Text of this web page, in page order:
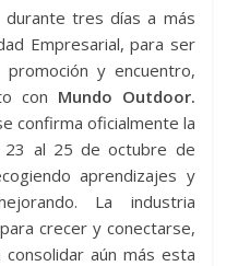
durante tres días a más
Empresarial, para ser
y encuentro,
con Mundo Outdoor.
confirma oficialmente la
23 al 25 de octubre de
aprendizajes y
La industria
crecer y conectarse,
aún más esta